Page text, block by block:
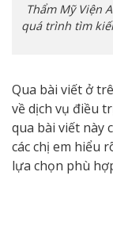
Thẩm Mỹ Viện
quá trình tìm
Qua bài viết ở
về dịch vụ điều
qua bài viết này
các chị em hiểu
lựa chọn phù